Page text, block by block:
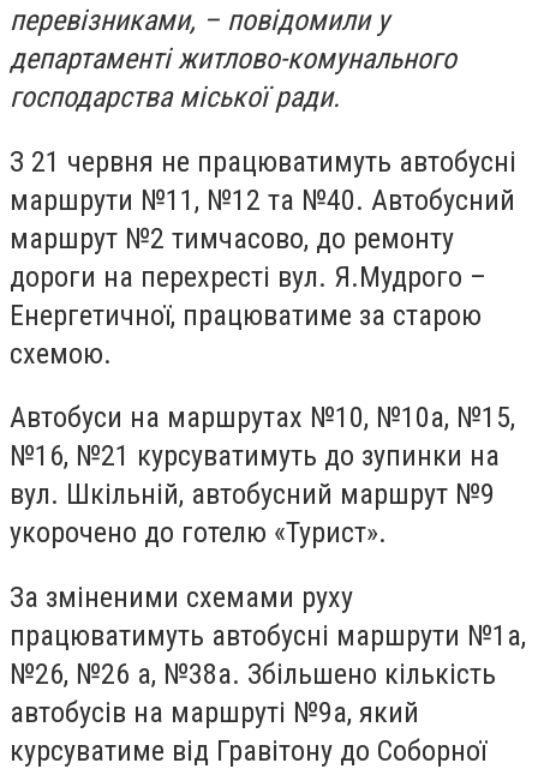
перевізниками, – повідомили у
департаменті житлово-комунального
господарства міської ради.
З 21 червня не працюватимуть автобусні
маршрути №11, №12 та №40. Автобусний
маршрут №2 тимчасово, до ремонту
дороги на перехресті вул. Я.Мудрого –
Енергетичної, працюватиме за старою
схемою.
Автобуси на маршрутах №10, №10а, №15,
№16, №21 курсуватимуть до зупинки на
вул. Шкільній, автобусний маршрут №9
укорочено до готелю «Турист».
За зміненими схемами руху
працюватимуть автобусні маршрути №1а,
№26, №26 а, №38а. Збільшено кількість
автобусів на маршруті №9а, який
курсуватиме від Гравітону до Соборної